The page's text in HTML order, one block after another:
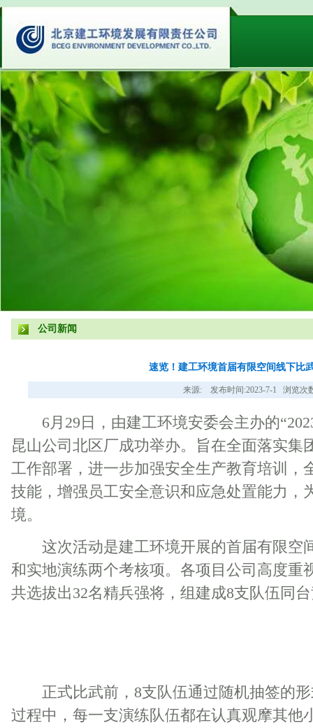
公司新闻
速览！建工环境首届有限空间线下比
来源: 发布时间:2023-7-1 浏览次
6月29日，由建工环境安委会主办的
昆山公司北区厂成功举办。旨在全面落实集
工作部署，进一步加强安全生产教育培训，
技能，增强员工安全意识和应急处置能力，
境。
这次活动是建工环境开展的首届有限空
和实地演练两个考核项。各项目公司高度重
共选拔出32名精兵强将，组建成8支队伍同
正式比武前，8支队伍通过随机抽签的形
过程中，每一支演练队伍都在认真观摩其他